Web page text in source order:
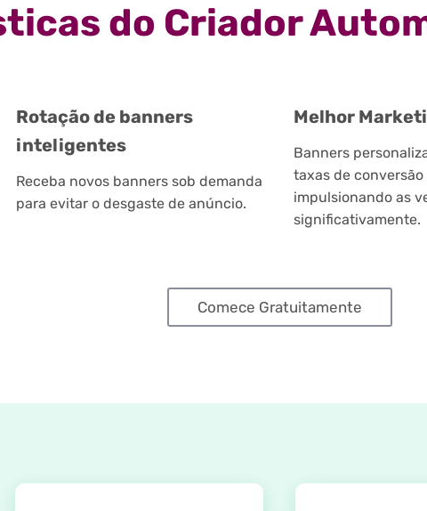
do Criador
Rotação de banners
inteligentes
Receba novos banners sob demanda
para evitar o desgaste de anúncio.
Melhor
Banners
taxas de conversão
impulsionando as
significativamente.
Comece Gratuitamente